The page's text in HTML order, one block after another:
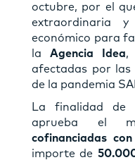
octubre, por el
extraordinaria
económico para
la Agencia Idea,
afectadas por las
de la pandemia
La finalidad de
aprueba el
cofinanciadas
importe de